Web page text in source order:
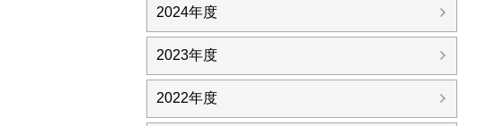
2024年度
2023年度
2022年度